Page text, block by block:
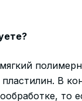
В
то